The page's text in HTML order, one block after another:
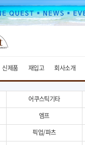
신제품 재입고 회사소개
어쿠스틱기타
엠프
픽업/파츠